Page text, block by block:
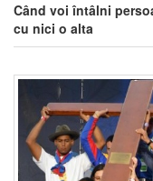
Când voi întâlni
cu nici o alta